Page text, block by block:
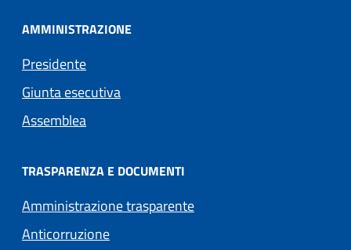
AMMINISTRAZIONE
Presidente
Giunta esecutiva
Assemblea
TRASPARENZA E DOCUMENTI
Amministrazione trasparente
Anticorruzione